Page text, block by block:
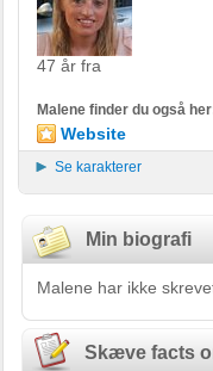
47 år fra
Malene finder du også
Website
Se karakterer
Min biografi
Malene har ikke
Skæve facts